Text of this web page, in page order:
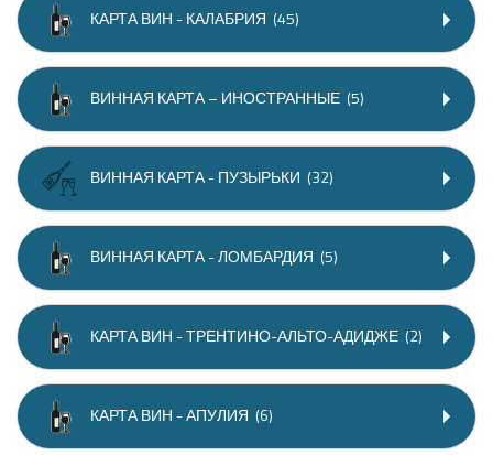
КАРТА ВИН - КАЛАБРИЯ (45)
ВИННАЯ КАРТА – ИНОСТРАННЫЕ (5)
ВИННАЯ КАРТА - ПУЗЫРЬКИ (32)
ВИННАЯ КАРТА - ЛОМБАРДИЯ (5)
КАРТА ВИН - ТРЕНТИНО-АЛЬТО-АДИДЖЕ (2)
КАРТА ВИН - АПУЛИЯ (6)